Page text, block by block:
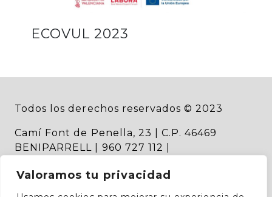
Valoramos tu privacidad
ECOVUL 2023
Todos los derechos reservados © 2023
Camí Font de Penella, 23 | C.P. 46469
BENIPARRELL | 960 727 112 |
administracion@recambiosterramar.com